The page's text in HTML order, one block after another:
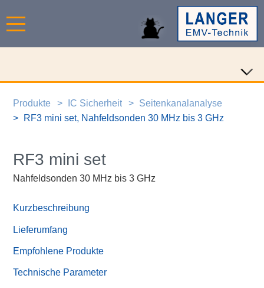
Produkte IC Sicherheit
Seitenkanalanalyse
RF3 mini set, Nahfeldsonden 30 MHz bis 3 GHz
RF3 mini set
Nahfeldsonden 30 MHz bis 3 GHz
Kurzbeschreibung
Lieferumfang
Empfohlene Produkte
Technische Parameter